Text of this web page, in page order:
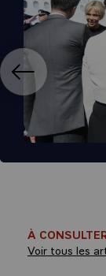
À
Voir tous les